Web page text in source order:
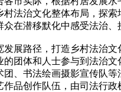
村法治文化整体布局，探
众在潜移默化中感受法治、
路径，打造乡村法治文
的团体和人士参与到法治文
团、书法绘画摄影宣传队等
作品创作队伍，由司法行政